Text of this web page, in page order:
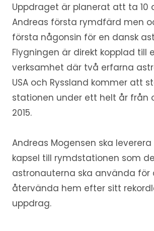
Uppdraget är planerat att ta 10
Andreas första rymdfärd men
första någonsin för en dansk
Flygningen är direkt kopplad till
verksamhet där två erfarna
USA och Ryssland kommer att
stationen under ett helt år från
2015.
Andreas Mogensen ska leverera
kapsel till rymdstationen som
astronauterna ska använda för
återvända hem efter sitt
uppdrag.